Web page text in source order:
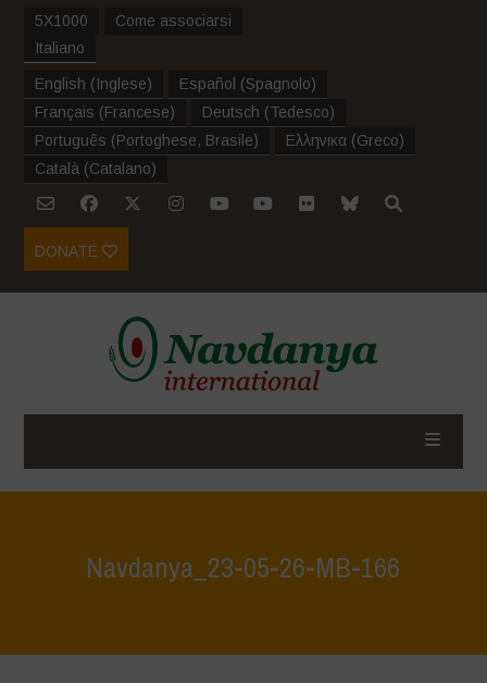
5X1000
Come associarsi
Italiano
English (Inglese) Español (Spagnolo)
Français (Francese) Deutsch (Tedesco)
Português (Portoghese, Brasile) Ελληνικα (Greco)
Català (Catalano)
DONATE
Navdanya_23-05-26-MB-166